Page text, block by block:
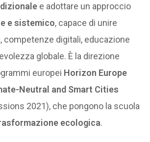
e adottare un approccio
e sistemico, capace di unire
competenze digitali, educazione
globale. È la direzione
europei Horizon Europe
Neutral and Smart Cities
2021), che pongono la scuola
ecologica.